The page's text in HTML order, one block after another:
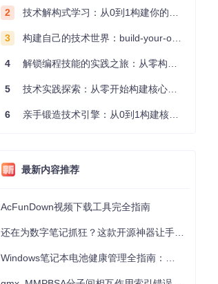
2 技术解构式学习：从0到1构建你的编程知识体系
3 构建自己的技术世界：build-your-own-x项目的实践探索指南
4 解锁编程技能的实践之旅：从零构建你的技术世界
5 技术实践探索：从零开始构建核心系统的实践指南
6 亲手锻造技术引擎：从0到1构建核心系统的实践指南
最新内容推荐
AcFunDown视频下载工具完全指南